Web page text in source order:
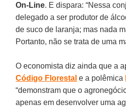
On-Line. E dispara: “Nessa
delegado a ser produtor de
de suco de laranja; mas nada
Portanto, não se trata de uma
O economista diz ainda que a
Código Florestal e a polêmica
“demonstram que o
apenas em desenvolver uma